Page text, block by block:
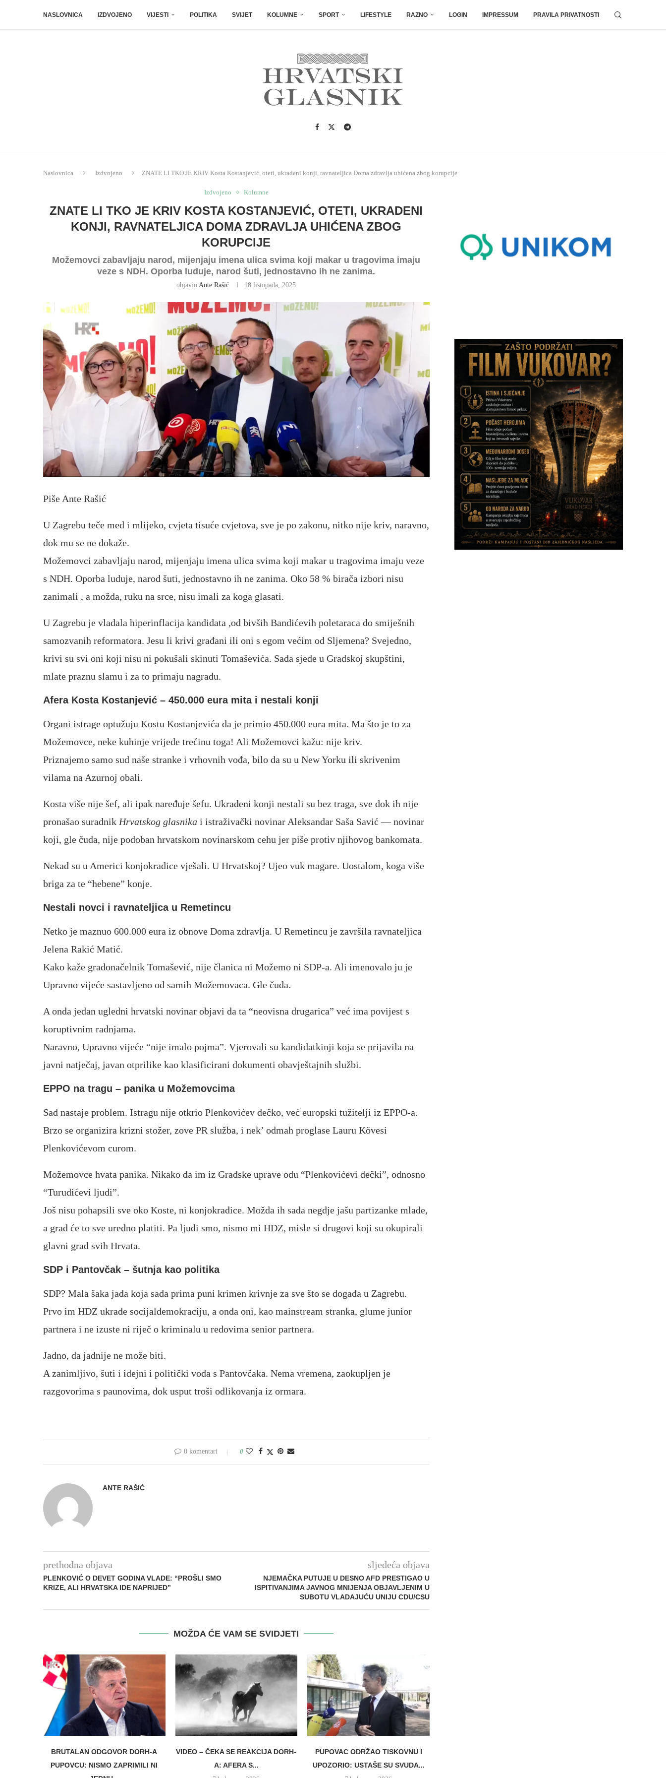
NASLOVNICA IZDVOJENO VIJESTI POLITIKA SVIJET KOLUMNE SPORT LIFESTYLE RAZNO LOGIN IMPRESSUM PRAVILA PRIVATNOSTI
Naslovnica Izdvojeno ZNATE LI TKO JE KRIV Kosta Kostanjević, oteti, ukradeni konji, ravnateljica Doma zdravlja uhićena zbog korupcije
Izdvojeno Kolumne
ZNATE LI TKO JE KRIV KOSTA KOSTANJEVIĆ, OTETI, UKRADENI
KONJI, RAVNATELJICA DOMA ZDRAVLJA UHIĆENA ZBOG
KORUPCIJE
Možemovci zabavljaju narod, mijenjaju imena ulica svima koji makar u tragovima imaju
veze s NDH. Oporba luduje, narod šuti, jednostavno ih ne zanima.
objavioAnte Rašić 18 listopada, 2025
Piše Ante Rašić
U Zagrebu teče med i mlijeko, cvjeta tisuće cvjetova, sve je po zakonu, nitko nije kriv, naravno,
dok mu se ne dokaže.
Možemovci zabavljaju narod, mijenjaju imena ulica svima koji makar u tragovima imaju veze
s NDH. Oporba luduje, narod šuti, jednostavno ih ne zanima. Oko 58 % birača izbori nisu
zanimali , a možda, ruku na srce, nisu imali za koga glasati.
U Zagrebu je vladala hiperinflacija kandidata ,od bivših Bandićevih poletaraca do smiješnih
samozvanih reformatora. Jesu li krivi građani ili oni s egom većim od Sljemena? Svejedno,
krivi su svi oni koji nisu ni pokušali skinuti Tomaševića. Sada sjede u Gradskoj skupštini,
mlate praznu slamu i za to primaju nagradu.
Afera Kosta Kostanjević – 450.000 eura mita i nestali konji
Organi istrage optužuju Kostu Kostanjevića da je primio 450.000 eura mita. Ma što je to za
Možemovce, neke kuhinje vrijede trećinu toga! Ali Možemovci kažu: nije kriv.
Priznajemo samo sud naše stranke i vrhovnih vođa, bilo da su u New Yorku ili skrivenim
vilama na Azurnoj obali.
Kosta više nije šef, ali ipak naređuje šefu. Ukradeni konji nestali su bez traga, sve dok ih nije
pronašao suradnik Hrvatskog glasnika i istraživački novinar Aleksandar Saša Savić — novinar
koji, gle čuda, nije podoban hrvatskom novinarskom cehu jer piše protiv njihovog bankomata.
Nekad su u Americi konjokradice vješali. U Hrvatskoj? Ujeo vuk magare. Uostalom, koga više
briga za te “hebene” konje.
Nestali novci i ravnateljica u Remetincu
Netko je maznuo 600.000 eura iz obnove Doma zdravlja. U Remetincu je završila ravnateljica
Jelena Rakić Matić.
Kako kaže gradonačelnik Tomašević, nije članica ni Možemo ni SDP-a. Ali imenovalo ju je
Upravno vijeće sastavljeno od samih Možemovaca. Gle čuda.
A onda jedan ugledni hrvatski novinar objavi da ta “neovisna drugarica” već ima povijest s
koruptivnim radnjama.
Naravno, Upravno vijeće “nije imalo pojma”. Vjerovali su kandidatkinji koja se prijavila na
javni natječaj, javan otprilike kao klasificirani dokumenti obavještajnih službi.
EPPO na tragu – panika u Možemovcima
Sad nastaje problem. Istragu nije otkrio Plenkovićev dečko, već europski tužitelji iz EPPO-a.
Brzo se organizira krizni stožer, zove PR služba, i nek’ odmah proglase Lauru Kövesi
Plenkovićevom curom.
Možemovce hvata panika. Nikako da im iz Gradske uprave odu “Plenkovićevi dečki”, odnosno
“Turudićevi ljudi”.
Još nisu pohapsili sve oko Koste, ni konjokradice. Možda ih sada negdje jašu partizanke mlade,
a grad će to sve uredno platiti. Pa ljudi smo, nismo mi HDZ, misle si drugovi koji su okupirali
glavni grad svih Hrvata.
SDP i Pantovčak – šutnja kao politika
SDP? Mala šaka jada koja sada prima puni krimen krivnje za sve što se događa u Zagrebu.
Prvo im HDZ ukrade socijaldemokraciju, a onda oni, kao mainstream stranka, glume junior
partnera i ne izuste ni riječ o kriminalu u redovima senior partnera.
Jadno, da jadnije ne može biti.
A zanimljivo, šuti i idejni i politički vođa s Pantovčaka. Nema vremena, zaokupljen je
razgovorima s paunovima, dok usput troši odlikovanja iz ormara.
0 komentari 0
ANTE RAŠIĆ
prethodna objava
PLENKOVIĆ O DEVET GODINA VLADE: “PROŠLI SMO
KRIZE, ALI HRVATSKA IDE NAPRIJED”
sljedeća objava
NJEMAČKA PUTUJE U DESNO AFD PRESTIGAO U
ISPITIVANJIMA JAVNOG MNIJENJA OBJAVLJENIM U
SUBOTU VLADAJUĆU UNIJU CDU/CSU
MOŽDA ĆE VAM SE SVIDJETI
BRUTALAN ODGOVOR DORH-A
PUPOVCU: NISMO ZAPRIMILI NI
VIDEO – ČEKA SE REAKCIJA DORH-
A: AFERA S...
PUPOVAC ODRŽAO TISKOVNU I
UPOZORIO: USTAŠE SU SVUDA...